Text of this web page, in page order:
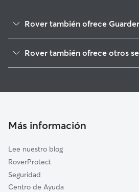
Rover también ofrece
Iruraiz-Gauna
Barrundia
Salvatierra/Agurain
Cabredo
Iruña Oka/Iruña de Oca
Rover también ofrece otros
Cuidadores a domicilio en Bernedo
Más información
Lee nuestro blog
RoverProtect
Seguridad
Centro de Ayuda